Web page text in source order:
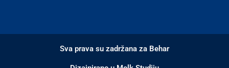
Sva prava su zadržana za Behar